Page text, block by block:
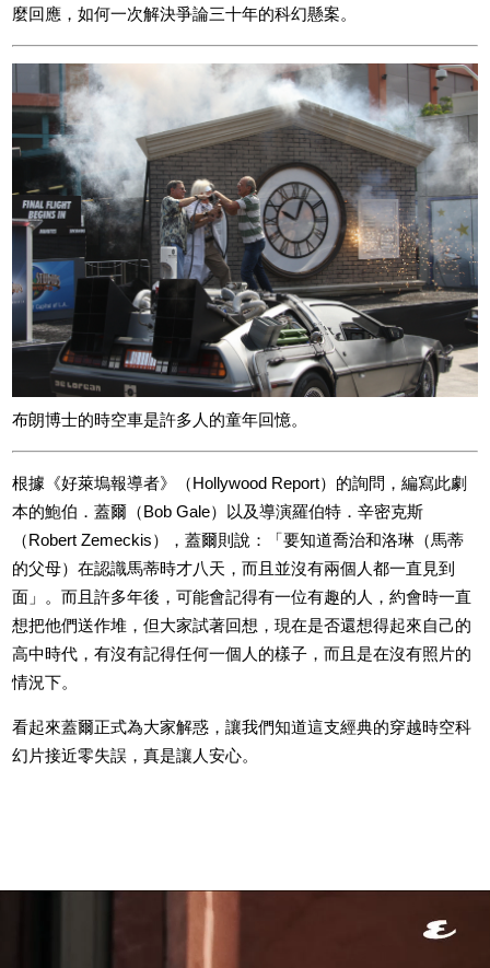
麼回應，如何一次解決爭論三十年的科幻懸案。
布朗博士的時空車是許多人的童年回憶。
根據《好萊塢報導者》（Hollywood Report）的詢問，編寫此劇
本的鮑伯．蓋爾（Bob Gale）以及導演羅伯特．辛密克斯
（Robert Zemeckis），蓋爾則說：「要知道喬治和洛琳（馬蒂
的父母）在認識馬蒂時才八天，而且並沒有兩個人都一直見到
面」。而且許多年後，可能會記得有一位有趣的人，約會時一直
想把他們送作堆，但大家試著回想，現在是否還想得起來自己的
高中時代，有沒有記得任何一個人的樣子，而且是在沒有照片的
情況下。
看起來蓋爾正式為大家解惑，讓我們知道這支經典的穿越時空科
幻片接近零失誤，真是讓人安心。